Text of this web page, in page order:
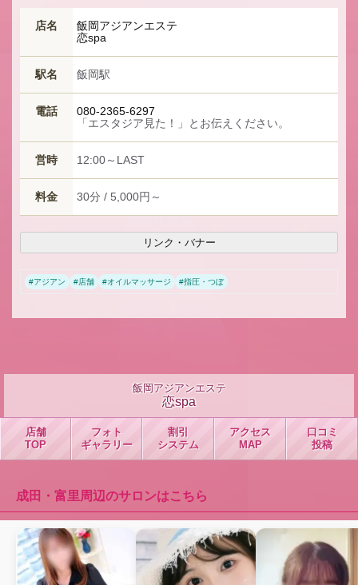
店名
飯岡アジアンエステ
恋spa
駅名 飯岡駅
電話
080-2365-6297
「エスタジア見た！」とお伝えください。
営時 12:00～LAST
料金 30分 / 5,000円～
リンク・バナー
#アジアン #店舗 #オイルマッサージ #指圧・つぼ
飯岡アジアンエステ
恋spa
店舗
TOP
フォト
ギャラリー
割引
システム
アクセス
MAP
口コミ
投稿
成田・富里周辺のサロンはこちら